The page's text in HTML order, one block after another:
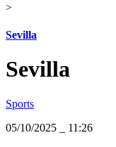
>
Sevilla
Sevilla
Sports
05/10/2025
11:26